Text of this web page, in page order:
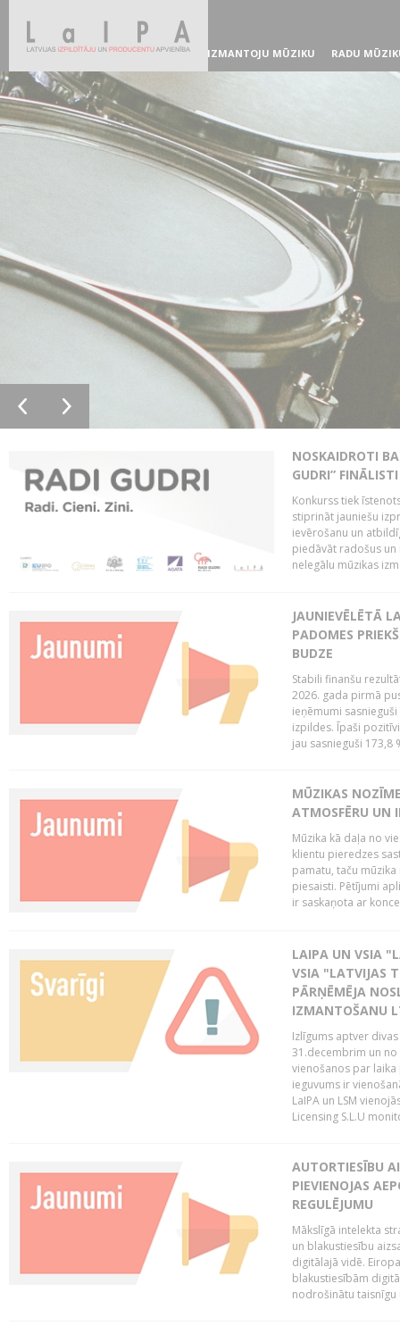
IZMANTOJU MŪZIKU RADU
NOSKAIDROTI
GUDRI” FINĀLISTI
Konkurss tiek
stiprināt jauniešu
ievērošanu un
piedāvāt radošus
nelegālu mūzikas
JAUNIEVĒLĒTĀ
PADOMES
BUDZE
Stabili finanšu
2026. gada pirmā
ieņēmumi
izpildes. Īpaši
jau sasnieguši 173,8
MŪZIKAS
ATMOSFĒRU UN
Mūzika kā daļa no
klientu pieredzes
pamatu, taču
piesaisti. Pētījumi
ir saskaņota ar
LAIPA UN VSIA
VSIA "LATVIJAS
PĀRŅĒMĒJA
IZMANTOŠANU
Izlīgums aptver
31.decembrim un no
vienošanos par
ieguvums ir
LaIPA un LSM
Licensing S.L.U
AUTORTIESĪBU
PIEVIENOJAS
REGULĒJUMU
Mākslīgā intelekta
un blakustiesību
digitālajā vidē.
blakustiesībām
nodrošinātu taisnīgu